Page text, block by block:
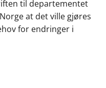
b
o
e
d
s
t
til departementet
at det ville gjøres
for endringer i